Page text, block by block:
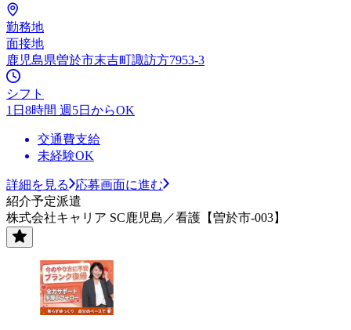
勤務地
面接地
鹿児島県曽於市末吉町諏訪方7953-3
シフト
1日8時間 週5日からOK
交通費支給
未経験OK
詳細を見る
応募画面に進む
紹介予定派遣
株式会社キャリア SC鹿児島／看護【曽於市-003】